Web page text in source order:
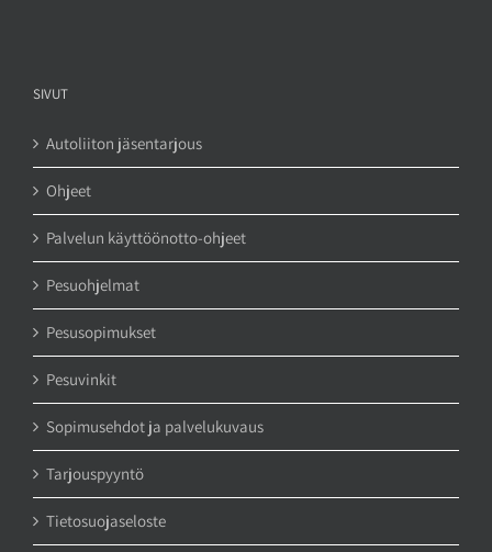
SIVUT
Autoliiton jäsentarjous
Ohjeet
Palvelun käyttöönotto-ohjeet
Pesuohjelmat
Pesusopimukset
Pesuvinkit
Sopimusehdot ja palvelukuvaus
Tarjouspyyntö
Tietosuojaseloste